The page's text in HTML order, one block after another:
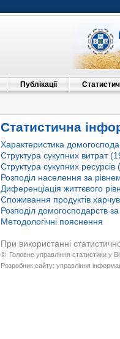
Публікації
Статистична
Характеристика
Структура сукупних витрат
Структура сукупних
Розподіл населення за
Диференціація життєвого
Споживання продуктів
Розподіл домогосподарств
Методологічні пояснення
При використанні
© Головне управління статистики у
Розробник сайту: управління